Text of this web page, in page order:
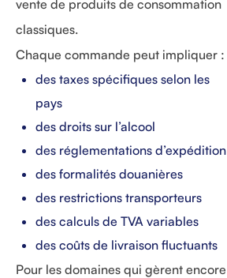
vente de produits de consommation
classiques.
Chaque commande peut impliquer :
des taxes spécifiques selon les
pays
des droits sur l’alcool
des réglementations d’expédition
des formalités douanières
des restrictions transporteurs
des calculs de TVA variables
des coûts de livraison fluctuants
Pour les domaines qui gèrent encore